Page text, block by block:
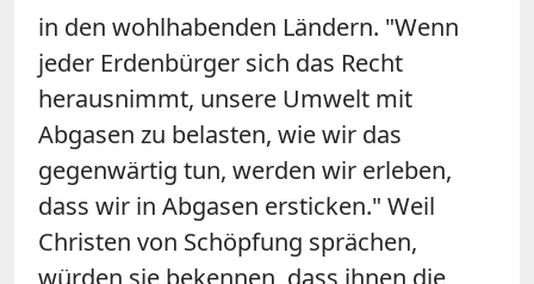
in den wohlhabenden Ländern. "Wenn
jeder Erdenbürger sich das Recht
herausnimmt, unsere Umwelt mit
Abgasen zu belasten, wie wir das
gegenwärtig tun, werden wir erleben,
dass wir in Abgasen ersticken." Weil
Christen von Schöpfung sprächen,